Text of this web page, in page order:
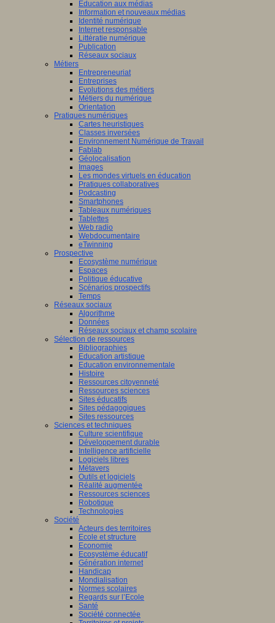
Education aux médias
Information et nouveaux médias
Identité numérique
Internet responsable
Littératie numérique
Publication
Réseaux sociaux
Métiers
Entrepreneuriat
Entreprises
Evolutions des métiers
Métiers du numérique
Orientation
Pratiques numériques
Cartes heuristiques
Classes inversées
Environnement Numérique de Travail
Fablab
Géolocalisation
Images
Les mondes virtuels en éducation
Pratiques collaboratives
Podcasting
Smartphones
Tableaux numériques
Tablettes
Web radio
Webdocumentaire
eTwinning
Prospective
Ecosystème numérique
Espaces
Politique éducative
Scénarios prospectifs
Temps
Réseaux sociaux
Algorithme
Données
Réseaux sociaux et champ scolaire
Sélection de ressources
Bibliographies
Education artistique
Education environnementale
Histoire
Ressources citoyenneté
Ressources sciences
Sites éducatifs
Sites pédagogiques
Sites ressources
Sciences et techniques
Culture scientifique
Développement durable
Intelligence artificielle
Logiciels libres
Métavers
Outils et logiciels
Réalité augmentée
Ressources sciences
Robotique
Technologies
Société
Acteurs des territoires
Ecole et structure
Economie
Ecosystème éducatif
Génération internet
Handicap
Mondialisation
Normes scolaires
Regards sur l’Ecole
Santé
Société connectée